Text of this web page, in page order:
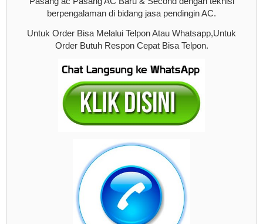
berpengalaman di bidang jasa pendingin AC.
Untuk Order Bisa Melalui Telpon Atau Whatsapp,Untuk
Order Butuh Respon Cepat Bisa Telpon.